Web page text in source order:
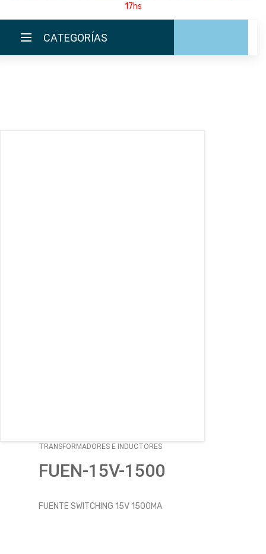
17hs
CATEGORÍAS
TRANSFORMADORES E INDUCTORES
FUEN-15V-1500
FUENTE SWITCHING 15V 1500MA